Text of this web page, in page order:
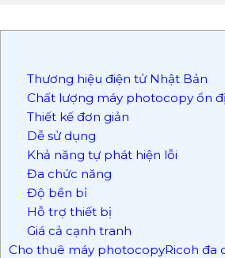
Thương hiệu điện tử Nhật Bản
Chất lượng máy photocopy ổn
Thiết kế đơn giản
Dễ sử dụng
Khả năng tự phát hiện lỗi
Đa chức năng
Độ bền bỉ
Hỗ trợ thiết bị
Giá cả cạnh tranh
Cho thuê máy photocopyRicoh đa